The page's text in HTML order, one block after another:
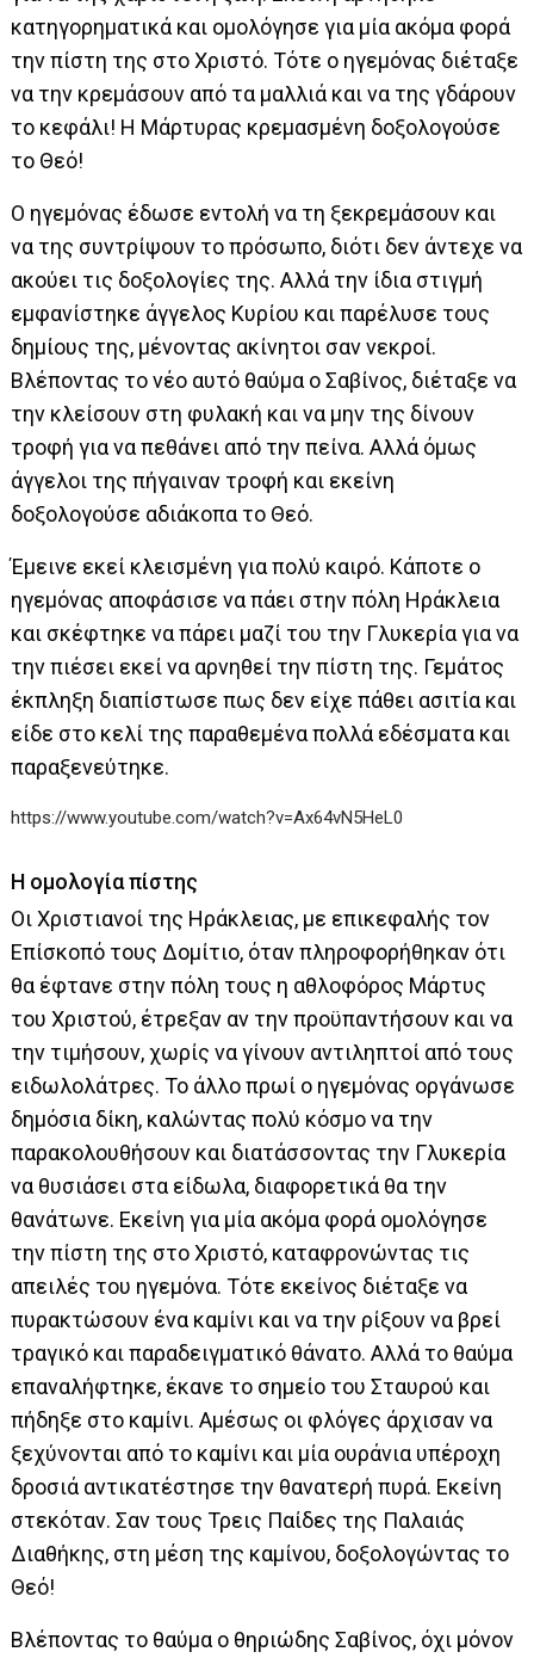
κατηγορηματικά και ομολόγησε για μία ακόμα φορά
την πίστη της στο Χριστό. Τότε ο ηγεμόνας διέταξε
να την κρεμάσουν από τα μαλλιά και να της γδάρουν
το κεφάλι! Η Μάρτυρας κρεμασμένη δοξολογούσε
το Θεό!
Ο ηγεμόνας έδωσε εντολή να τη ξεκρεμάσουν και
να της συντρίψουν το πρόσωπο, διότι δεν άντεχε να
ακούει τις δοξολογίες της. Αλλά την ίδια στιγμή
εμφανίστηκε άγγελος Κυρίου και παρέλυσε τους
δημίους της, μένοντας ακίνητοι σαν νεκροί.
Βλέποντας το νέο αυτό θαύμα ο Σαβίνος, διέταξε να
την κλείσουν στη φυλακή και να μην της δίνουν
τροφή για να πεθάνει από την πείνα. Αλλά όμως
άγγελοι της πήγαιναν τροφή και εκείνη
δοξολογούσε αδιάκοπα το Θεό.
Έμεινε εκεί κλεισμένη για πολύ καιρό. Κάποτε ο
ηγεμόνας αποφάσισε να πάει στην πόλη Ηράκλεια
και σκέφτηκε να πάρει μαζί του την Γλυκερία για να
την πιέσει εκεί να αρνηθεί την πίστη της. Γεμάτος
έκπληξη διαπίστωσε πως δεν είχε πάθει ασιτία και
είδε στο κελί της παραθεμένα πολλά εδέσματα και
παραξενεύτηκε.
https://www.youtube.com/watch?v=Ax64vN5HeL0
Η ομολογία πίστης
Οι Χριστιανοί της Ηράκλειας, με επικεφαλής τον
Επίσκοπό τους Δομίτιο, όταν πληροφορήθηκαν ότι
θα έφτανε στην πόλη τους η αθλοφόρος Μάρτυς
του Χριστού, έτρεξαν αν την προϋπαντήσουν και να
την τιμήσουν, χωρίς να γίνουν αντιληπτοί από τους
ειδωλολάτρες. Το άλλο πρωί ο ηγεμόνας οργάνωσε
δημόσια δίκη, καλώντας πολύ κόσμο να την
παρακολουθήσουν και διατάσσοντας την Γλυκερία
να θυσιάσει στα είδωλα, διαφορετικά θα την
θανάτωνε. Εκείνη για μία ακόμα φορά ομολόγησε
την πίστη της στο Χριστό, καταφρονώντας τις
απειλές του ηγεμόνα. Τότε εκείνος διέταξε να
πυρακτώσουν ένα καμίνι και να την ρίξουν να βρεί
τραγικό και παραδειγματικό θάνατο. Αλλά το θαύμα
επαναλήφτηκε, έκανε το σημείο του Σταυρού και
πήδηξε στο καμίνι. Αμέσως οι φλόγες άρχισαν να
ξεχύνονται από το καμίνι και μία ουράνια υπέροχη
δροσιά αντικατέστησε την θανατερή πυρά. Εκείνη
στεκόταν. Σαν τους Τρεις Παίδες της Παλαιάς
Διαθήκης, στη μέση της καμίνου, δοξολογώντας το
Θεό!
Βλέποντας το θαύμα ο θηριώδης Σαβίνος, όχι μόνον